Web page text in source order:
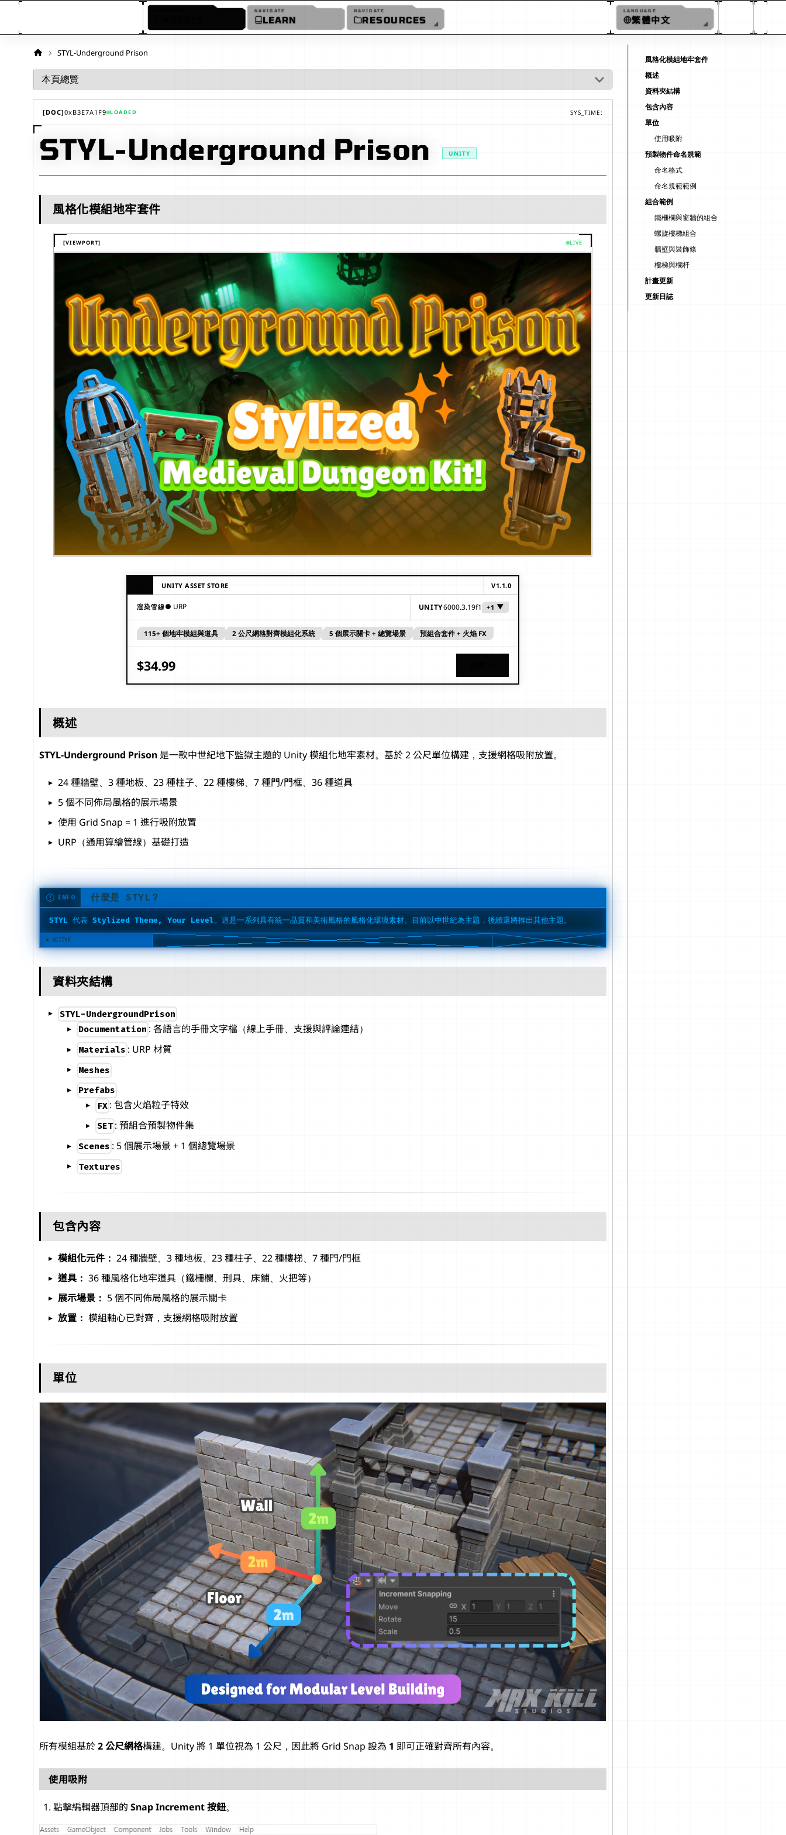
NAVIGATE
LEARN
NAVIGATE
RESOURCES
LANGUAGE
繁體中文
ENGLISH
日本語
简体中文
한국어
ESPAÑOL
FRANÇAIS
DEUTSCH
PORTUGUÊS
STYL-Underground Prison
本頁總覽
[DOC]0xB3E7A1F9 LOADED SYS_TIME:
STYL-Underground Prison UNITY
風格化模組地牢套件
[VIEWPORT] LIVE
UNITY ASSET STORE V1.1.0
渲染管線 URP UNITY6000.3.19f1
6000.5.3f1
6000.3.19f1
+1 ▼
115+ 個地牢模組與道具 2 公尺網格對齊模組化系統 5 個展示關卡 + 總覽場景 預組合套件 + 火焰 FX
$34.99
概述
STYL-Underground Prison 是一款中世紀地下監獄主題的 Unity 模組化地牢素材。基於 2 公尺單位構建，支援網格吸附放置。
24 種牆壁、3 種地板、23 種柱子、22 種樓梯、7 種門/門框、36 種道具
5 個不同佈局風格的展示場景
使用 Grid Snap = 1 進行吸附放置
URP（通用算繪管線）基礎打造
INFO 什麼是 STYL？
STYL 代表 Stylized Theme, Your Level。這是一系列具有統一品質和美術風格的風格化環境素材。目前以中世紀為主題，後續還將推出其他主題。
資料夾結構
STYL-UndergroundPrison
Documentation : 各語言的手冊文字檔（線上手冊、支援與評論連結）
Materials : URP 材質
Meshes
Prefabs
FX : 包含火焰粒子特效
SET: 預組合預製物件集
Scenes : 5 個展示場景 + 1 個總覽場景
Textures
包含內容
模組化元件： 24 種牆壁、3 種地板、23 種柱子、22 種樓梯、7 種門/門框
道具： 36 種風格化地牢道具（鐵柵欄、刑具、床鋪、火把等）
展示場景： 5 個不同佈局風格的展示關卡
放置： 模組軸心已對齊，支援網格吸附放置
單位
所有模組基於2 公尺網格構建。Unity 將 1 單位視為 1 公尺，因此將 Grid Snap 設為 1 即可正確對齊所有內容。
使用吸附
點擊編輯器頂部的 Snap Increment 按鈕。
風格化模組地牢套件
概述
資料夾結構
包含內容
單位
使用吸附
預製物件命名規範
命名格式
命名規範範例
組合範例
鐵柵欄與窗牆的組合
螺旋樓梯組合
牆壁與裝飾條
樓梯與欄杆
計畫更新
更新日誌